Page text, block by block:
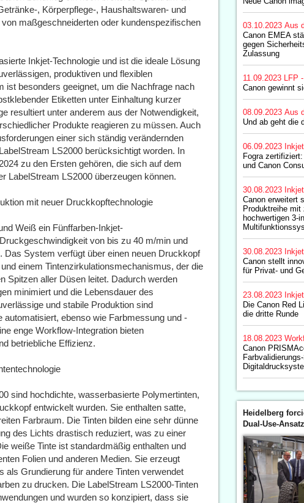
, Körperpflege-, Haushaltswaren- und
maßgeschneiderten oder kundenspezifischen
Inkjet-Technologie und ist die ideale Lösung
produktiven und flexiblen
besonders geeignet, um die Nachfrage nach
Etiketten unter Einhaltung kurzer
resultiert unter anderem aus der Notwendigkeit,
Produkte reagieren zu müssen. Auch
einer sich ständig verändernden
LS2000 berücksichtigt worden. In
zu den Ersten gehören, die sich auf dem
LabelStream LS2000 überzeugen können.
mit neuer Druckkopftechnologie
Weiß ein Fünffarben-Inkjet-
von bis zu 40 m/min und
System verfügt über einen neuen Druckkopf
einem Tintenzirkulationsmechanismus, der die
Spitzen aller Düsen leitet. Dadurch werden
minimiert und die Lebensdauer des
und stabile Produktion sind
ebenso wie Farbmessung und -
enge Workflow-Integration bieten
betriebliche Effizienz.
sind hochdichte, wasserbasierte Polymertinten,
entwickelt wurden. Sie enthalten satte,
Farbraum. Die Tinten bilden eine sehr dünne
des Lichts drastisch reduziert, was zu einer
weiße Tinte ist standardmäßig enthalten und
Folien und anderen Medien. Sie erzeugt
Grundierung für andere Tinten verwendet
zu drucken. Die LabelStream LS2000-Tinten
und wurden so konzipiert, dass sie
03.10.2023 Aus
Canon EMEA
gegen
Zulassung
11.09.2023
LFP
Canon gewinnt
08.09.2023 Aus
Und ab geht die
06.09.2023
Fogra
und Canon
30.08.2023
Canon erweitert
Produktreihe mit
hochwertigen 3-
30.08.2023
Canon stellt
für Privat- und
23.08.2023
Die Canon Red
die dritte Runde
18.08.2023
Canon
Heidelberg
Dual-Use-Ansatz